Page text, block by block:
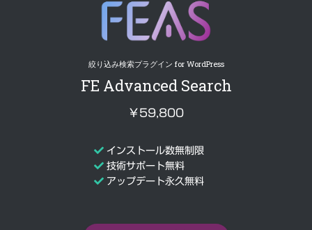
絞り込み検索プラグイン for WordPress
FE Advanced Search
￥59,800
インストール数無制限
技術サポート無料
アップデート永久無料